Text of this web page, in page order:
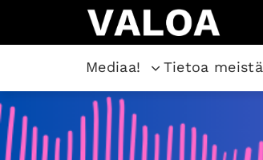
Mediaa! Tietoa meistä